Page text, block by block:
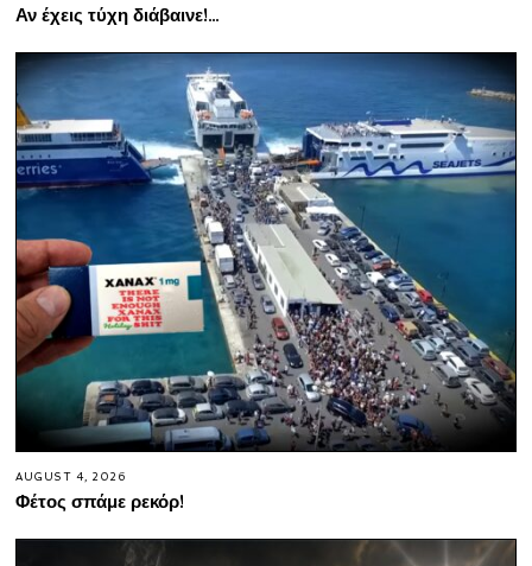
Αν έχεις τύχη διάβαινε!…
AUGUST 4, 2026
Φέτος σπάμε ρεκόρ!